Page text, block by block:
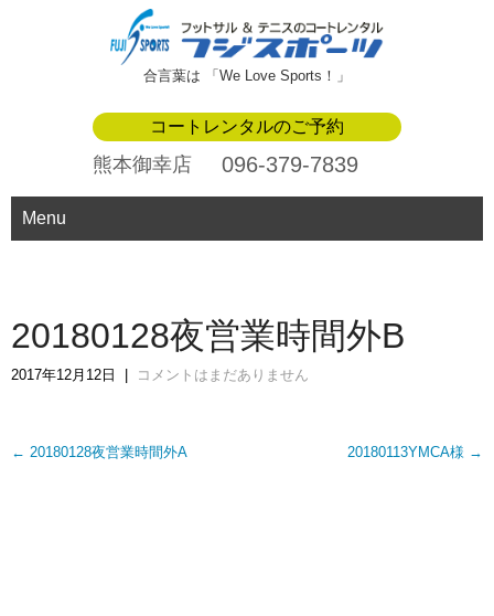
合言葉は 「We Love Sports！」
コートレンタルのご予約
熊本御幸店 096-379-7839
Menu
20180128夜営業時間外B
2017年12月12日 コメントはまだありません
Post
← 20180128夜営業時間外A 20180113YMCA様 →